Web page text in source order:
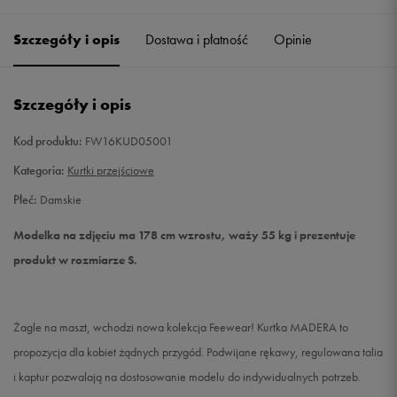
M Powiadom o dostępności
Szczegóły i opis Dostawa i płatność Opinie
Szczegóły i opis
Kod produktu: FW16KUD05001
Kategoria: Kurtki przejściowe
Płeć: Damskie
Modelka na zdjęciu ma 178 cm wzrostu, waży 55 kg i prezentuje
produkt w rozmiarze S.
Żagle na maszt, wchodzi nowa kolekcja Feewear! Kurtka MADERA to
propozycja dla kobiet żądnych przygód. Podwijane rękawy, regulowana talia
i kaptur pozwalają na dostosowanie modelu do indywidualnych potrzeb.